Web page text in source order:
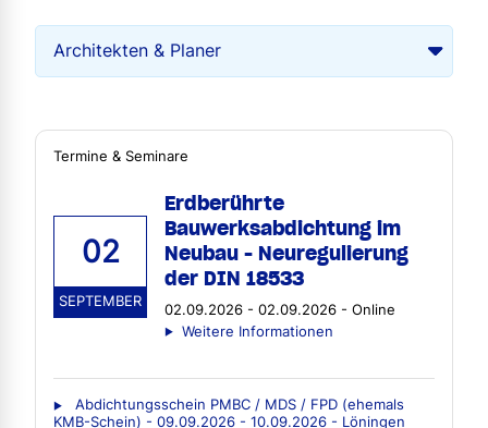
Termine & Seminare
02
SEPTEMBER
Erdberührte
Bauwerksabdichtung im
Neubau - Neuregulierung
der DIN 18533
02.09.2026 - 02.09.2026 - Online
Weitere Informationen
Abdichtungsschein PMBC / MDS / FPD (ehemals
KMB-Schein) - 09.09.2026 - 10.09.2026 - Löningen